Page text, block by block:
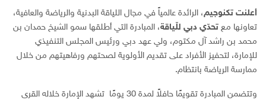
أعلنت تكنوجيم، الرائدة عالمياً في مجال اللياقة البدنية والرياضة والعافية،
تعاونها مع تحدّي دبي للّياقة، المبادرة التي أطلقها سمو الشيخ حمدان بن
محمد بن راشد آل مكتوم، ولي عهد دبي ورئيس المجلس التنفيذي
للإمارة، لتحفيز الأفراد على تقديم الأولوية لصحتهم ورفاهيتهم من خلال
ممارسة الرياضة بانتظام.
وتتضمن المبادرة تقويمًا حافلاً لمدة 30 يومًا تشهد الإمارة خلاله القرى